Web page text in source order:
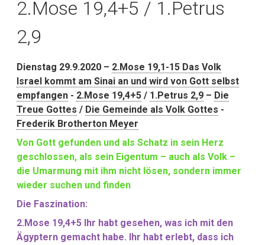
2.Mose 19,4+5 / 1.Petrus
2,9
Dienstag 29.9.2020 – 2.Mose 19,1-15 Das Volk
Israel kommt am Sinai an und wird von Gott selbst
empfangen - 2.Mose 19,4+5 / 1.Petrus 2,9 – Die
Treue Gottes / Die Gemeinde als Volk Gottes -
Frederik Brotherton Meyer
Von Gott gefunden und als Schatz in sein Herz
geschlossen, als sein Eigentum – auch als Volk –
die Umarmung mit ihm nicht lösen, sondern immer
wieder suchen und finden
Die Faszination:
2.Mose 19,4+5 Ihr habt gesehen, was ich mit den
Ägyptern gemacht habe. Ihr habt erlebt, dass ich